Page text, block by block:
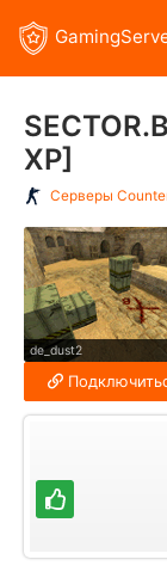
XP]
Серверы
de_dust2